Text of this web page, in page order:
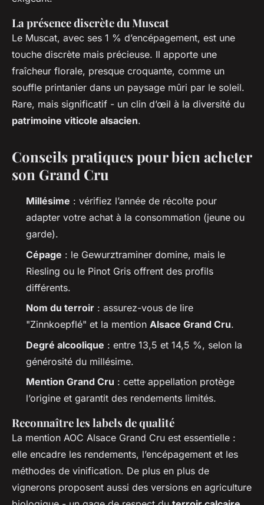
La présence discrète du Muscat
Le Muscat, avec ses 1 % d’encépagement, est une
touche discrète mais précieuse. Il apporte une
fraîcheur florale, presque croquante, comme un
souffle printanier dans un paysage mûri par le soleil.
Rare, mais significatif - un clin d’œil à la diversité du
patrimoine viticole alsacien.
Conseils pratiques pour bien acheter
son Grand Cru
Millésime : vérifiez l’année de récolte pour
adapter votre achat à la consommation (jeune ou
garde).
Cépage : le Gewurztraminer domine, mais le
Riesling ou le Pinot Gris offrent des profils
différents.
Nom du terroir : assurez-vous de lire
"Zinnkoepflé" et la mention Alsace Grand Cru.
Degré alcoolique : entre 13,5 et 14,5 %, selon la
générosité du millésime.
Mention Grand Cru : cette appellation protège
l’origine et garantit des rendements limités.
Reconnaître les labels de qualité
La mention AOC Alsace Grand Cru est essentielle :
elle encadre les rendements, l’encépagement et les
méthodes de vinification. De plus en plus de
vignerons proposent aussi des versions en agriculture